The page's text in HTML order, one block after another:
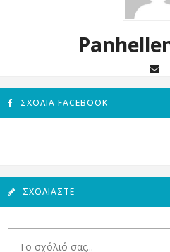
ΣΧΌΛΙΑ FACEBOOK
ΣΧΟΛΙΆΣΤΕ